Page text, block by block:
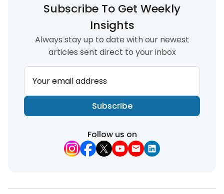
Subscribe To Get Weekly
Insights
Always stay up to date with our newest
articles sent direct to your inbox
Your email address
Subscribe
Follow us on